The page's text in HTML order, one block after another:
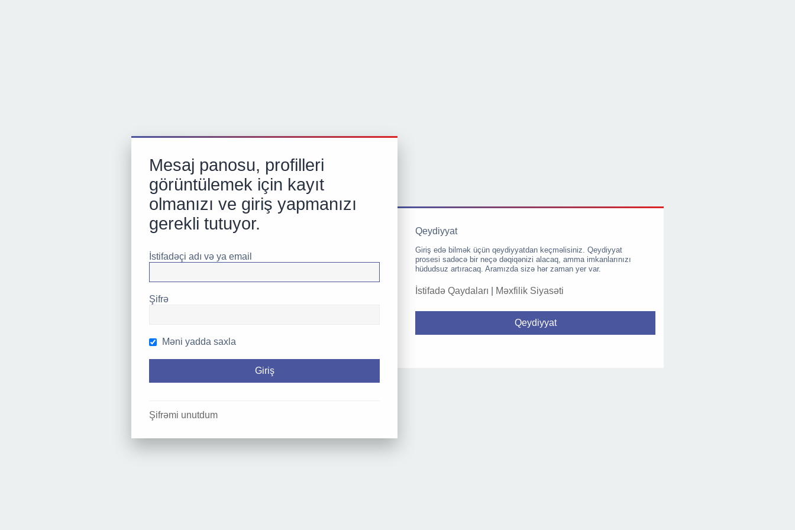
Mesaj panosu, profilleri
görüntülemek için kayıt
olmanızı ve giriş yapmanızı
gerekli tutuyor.
İstifadəçi adı və ya email
Şifrə
Məni yadda saxla
Şifrəmi unutdum
Qeydiyyat
Giriş edə bilmək üçün qeydiyyatdan keçməlisiniz. Qeydiyyat
prosesi sadəcə bir neçə dəqiqənizi alacaq, amma imkanlarınızı
hüdudsuz artıracaq. Aramızda sizə hər zaman yer var.
İstifadə Qaydaları Məxfilik Siyasəti
Qeydiyyat